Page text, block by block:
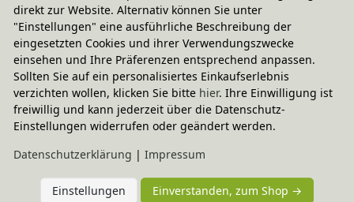
CO2-neutraler Paketversand
weitere Informationen
Technische Daten
Aro Artländer
direkt zur Website. Alternativ können Sie unter
"Einstellungen" eine ausführliche Beschreibung der
eingesetzten Cookies und ihrer Verwendungszwecke
einsehen und Ihre Präferenzen entsprechend anpassen.
Sollten Sie auf ein personalisiertes Einkaufserlebnis
verzichten wollen, klicken Sie bitte hier. Ihre Einwilligung ist
freiwillig und kann jederzeit über die Datenschutz-
Einstellungen widerrufen oder geändert werden.
Daten­schutz­erklärung | Impressum
Einstellungen Einverstanden, zum Shop →